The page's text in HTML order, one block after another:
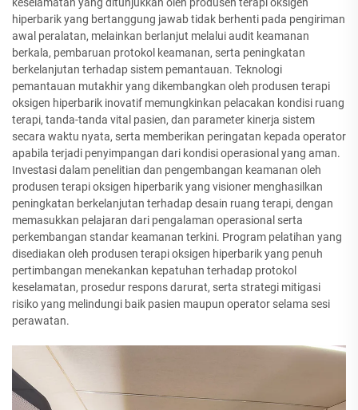
keselamatan yang ditunjukkan oleh produsen terapi oksigen
hiperbarik yang bertanggung jawab tidak berhenti pada pengiriman
awal peralatan, melainkan berlanjut melalui audit keamanan
berkala, pembaruan protokol keamanan, serta peningkatan
berkelanjutan terhadap sistem pemantauan. Teknologi
pemantauan mutakhir yang dikembangkan oleh produsen terapi
oksigen hiperbarik inovatif memungkinkan pelacakan kondisi ruang
terapi, tanda-tanda vital pasien, dan parameter kinerja sistem
secara waktu nyata, serta memberikan peringatan kepada operator
apabila terjadi penyimpangan dari kondisi operasional yang aman.
Investasi dalam penelitian dan pengembangan keamanan oleh
produsen terapi oksigen hiperbarik yang visioner menghasilkan
peningkatan berkelanjutan terhadap desain ruang terapi, dengan
memasukkan pelajaran dari pengalaman operasional serta
perkembangan standar keamanan terkini. Program pelatihan yang
disediakan oleh produsen terapi oksigen hiperbarik yang penuh
pertimbangan menekankan kepatuhan terhadap protokol
keselamatan, prosedur respons darurat, serta strategi mitigasi
risiko yang melindungi baik pasien maupun operator selama sesi
perawatan.